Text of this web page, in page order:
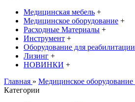
Медицинская мебель +
Медицинское оборудование +
Расходные Материалы +
Инструмент +
Оборудование для реабилитации
Лизинг +
НОВИНКИ +
Главная » Медицинское оборудование
Категории